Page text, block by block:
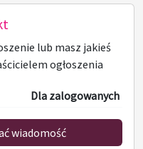
lub masz jakieś
ogłoszenia
Dla zalogowanych
wiadomość